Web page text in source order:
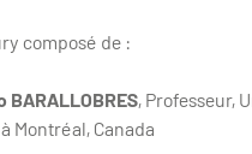
composé de :
BARALLOBRES, Professeur,
Montréal, Canada